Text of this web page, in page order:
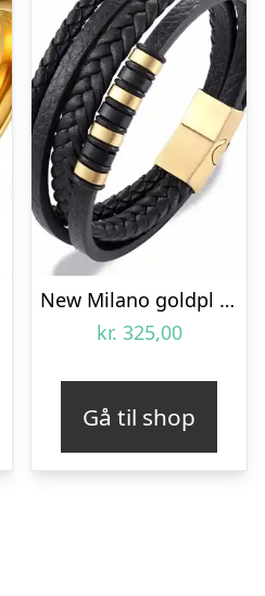
New Milano goldpl – Læderarmbånd
kr. 325,00
Gå til shop